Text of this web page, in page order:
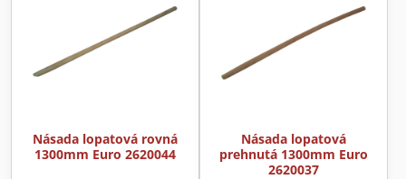
Násada lopatová rovná
1300mm Euro 2620044
Násada lopatová
prehnutá 1300mm Euro
2620037